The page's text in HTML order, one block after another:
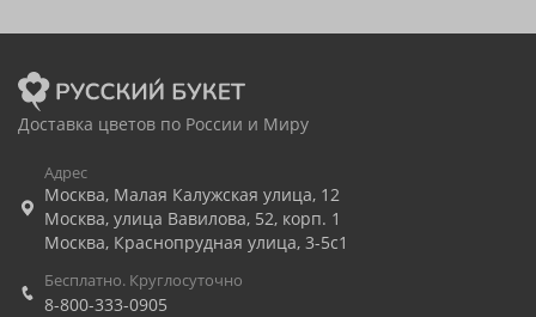
Доставка цветов по России и Миру
Адрес
Москва, Малая Калужская улица, 12
Москва, улица Вавилова, 52, корп. 1
Москва, Краснопрудная улица, 3-5с1
Бесплатно. Круглосуточно
8-800-333-0905